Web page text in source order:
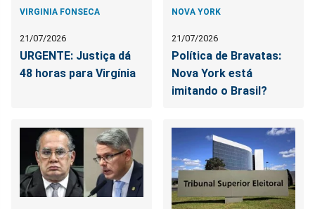
VIRGINIA FONSECA
21/07/2026
URGENTE: Justiça dá
48 horas para Virgínia
NOVA YORK
21/07/2026
Política de Bravatas:
Nova York está
imitando o Brasil?